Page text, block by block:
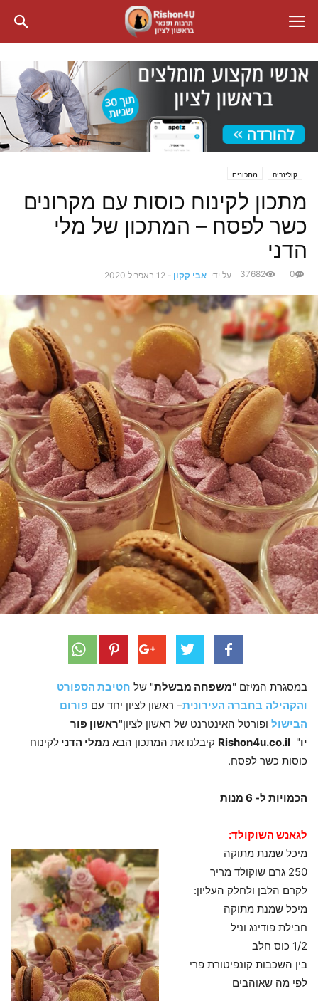
קולינריה מתכונים
מתכון לקינוח כוסות עם מקרונים
כשר לפסח – המתכון של מלי
הדני
על ידי אבי קקון - 12 באפריל 2020 0
37682
במסגרת המיזם "משפחה מבשלת" של חטיבת הספורט
והקהילה בחברה העירונית– ראשון לציון יחד עם פורום
הבישול ופורטל האינטרנט של ראשון לציון"ראשון פור
יו"
Rishon4u.co.il קיבלנו את המתכון הבא ממלי הדני לקינוח
כוסות כשר לפסח.
הכמויות ל- 6 מנות
לגאנש השוקולד:
מיכל שמנת מתוקה
250 גרם שוקולד מריר
לקרם הלבן ולחלק העליון:
מיכל שמנת מתוקה
חבילת פודינג וניל
1/2 כוס חלב
בין השכבות קונפיטורת פרי
לפי מה שאוהבים